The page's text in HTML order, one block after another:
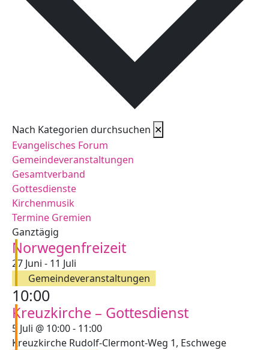
Nach Kategorien durchsuchen ✕
Evangelisches Forum
Gemeindeveranstaltungen
Gesamtverband
Gottesdienste
Kirchenmusik
Termine Gremien
Ganztägig
Norwegenfreizeit
27 Juni - 11 Juli
Gemeindeveranstaltungen
10:00
Kreuzkirche – Gottesdienst
5 Juli @ 10:00- 11:00
Kreuzkirche Rudolf-Clermont-Weg 1, Eschwege